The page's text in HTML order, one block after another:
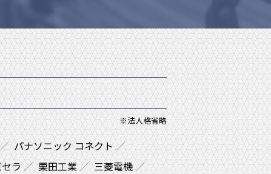
※法人格省略
パナソニック コネクト
ラ 栗田工業
三菱電機